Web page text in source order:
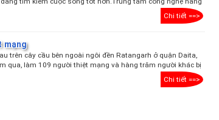
Chi tiết ==>
mạng
trên cây cầu bên ngoài ngôi đền Ratangarh ở quận Daita,
qua, làm 109 người thiệt mạng và hàng trăm người khác bị
Chi tiết ==>